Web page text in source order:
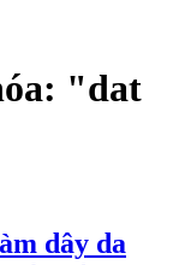
"dat
dây da